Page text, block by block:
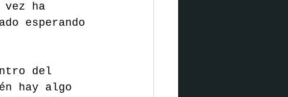
vez ha
esperando
del
hay algo